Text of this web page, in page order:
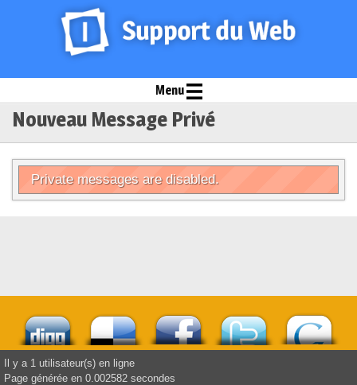
Menu
Nouveau Message Privé
Private messages are disabled.
Il y a 1 utilisateur(s) en ligne
Page générée en 0.002582 secondes